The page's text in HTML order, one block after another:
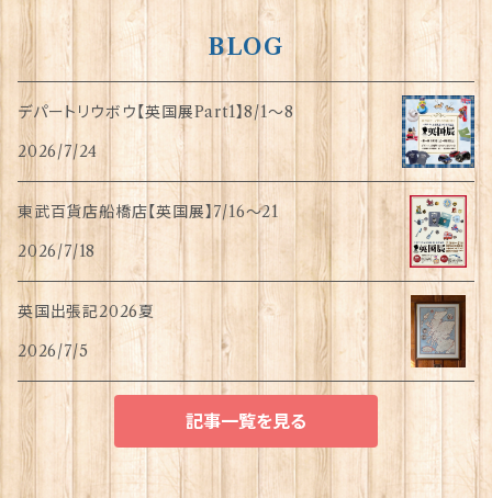
BLOG
デパートリウボウ【英国展Part1】8/1〜8
2026/7/24
東武百貨店船橋店【英国展】7/16～21
2026/7/18
英国出張記2026夏
2026/7/5
記事一覧を見る